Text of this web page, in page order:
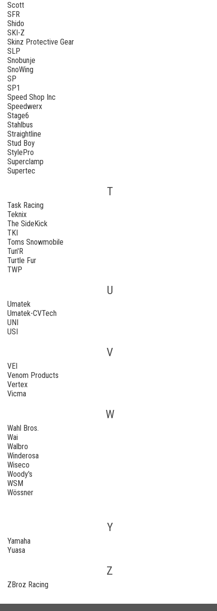
Scott
SFR
Shido
SKI-Z
Skinz Protective Gear
SLP
Snobunje
SnoWing
SP
SP1
Speed Shop Inc
Speedwerx
Stage6
Stahlbus
Straightline
Stud Boy
StylePro
Superclamp
Supertec
T
Task Racing
Teknix
The SideKick
TKI
Toms Snowmobile
Tun'R
Turtle Fur
TWP
U
Umatek
Umatek-CVTech
UNI
USI
V
VEI
Venom Products
Vertex
Vicma
W
Wahl Bros.
Wai
Walbro
Winderosa
Wiseco
Woody's
WSM
Wössner
Y
Yamaha
Yuasa
Z
ZBroz Racing